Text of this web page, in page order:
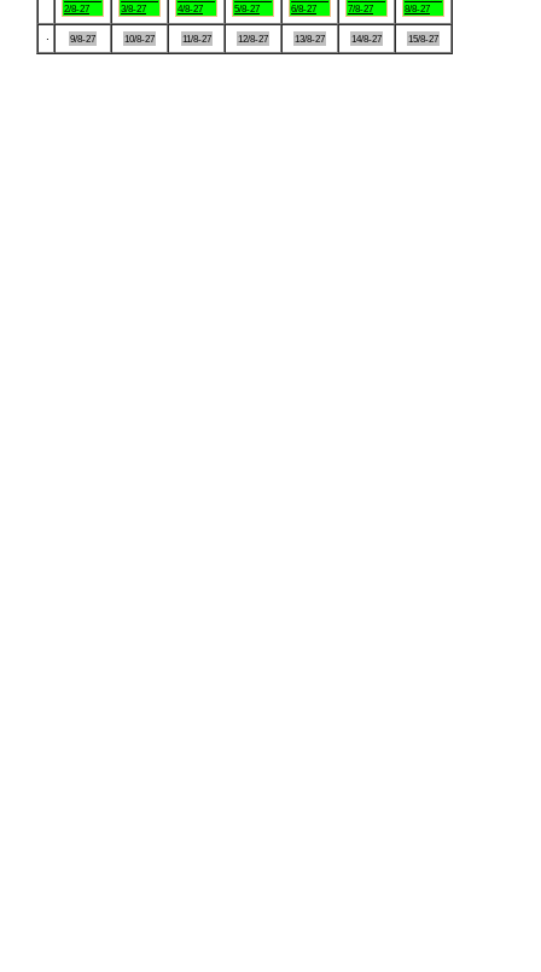
2/8-27
3/8-27
4/8-27
5/8-27
6/8-27
7/8-27
8/8-27
9/8-27 10/8-27 11/8-27 12/8-27 13/8-27 14/8-27 15/8-27